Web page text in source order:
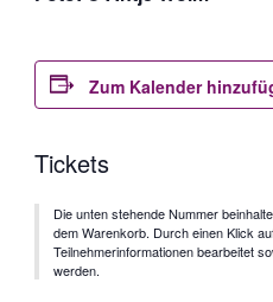
Zum Kalender
Tickets
Die unten stehende Nummer
dem Warenkorb. Durch einen Klick
Teilnehmerinformationen bearbeitet
werden.